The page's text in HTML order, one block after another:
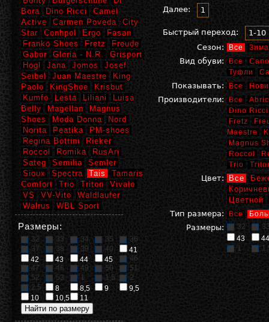
Далее: 1
Быстрый переход:
1-10
Сезон:
Все Зима
Вид обуви: Все
Туфли
Показывать: Все
Производители: Все
Dino Ricci
Fretz
Maestre
Magnus
Roccol
Trio
Цвет: Все
Цветной
Тип размера:
Все
Размеры: 32
43
44
1
Bora
Dino Ricci
Camel
Active
Carmen Poveda
City
Star
Conhpol Ergo
Fasan
Franko Shoes
Fretz
Freude
Gabor
Gloria - N.R.
Grisport
Hogl
Jana Jomos
Josef
Seibel
Juan Maestre
King
Paolo
KingShoe
Krisbut
Kumfo
Lesta Liliani
Luisa
Belly
Magellan
Magnus
Shoes
Moda Donna
Nord
Norita
Peatika
PM-shoes
Regina Bottini
Rieker
Roccol
Romika
RusAri
Sateg
Semilia
Semler
Sioux
Spectra Tais
Tamaris
Comfort
Trio Triton
Vivalo
VS
VV-Vito
Waldlaufer
Walrus
WBL Sport
Размеры:
32 33 34 35
36
37
38 39 40
41
42
43 44 45
46
47
48 49 50
51
52
53 1 1,5
2
2,5
8 8,5 9
9,5
10
10,5 11